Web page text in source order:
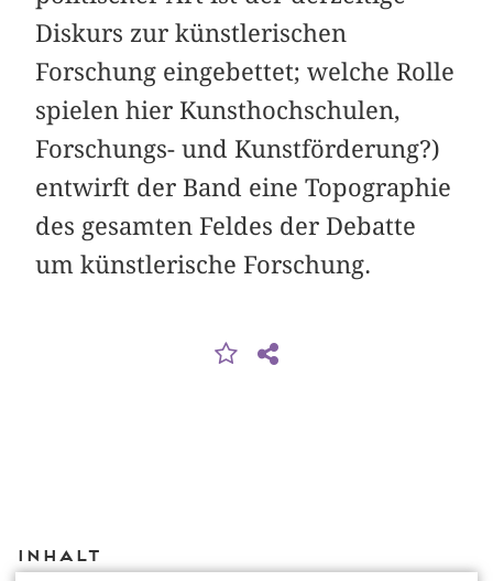
Diskurs zur künstlerischen
Forschung eingebettet; welche Rolle
spielen hier Kunsthochschulen,
Forschungs- und Kunstförderung?)
entwirft der Band eine Topographie
des gesamten Feldes der Debatte
um künstlerische Forschung.
Inhalt